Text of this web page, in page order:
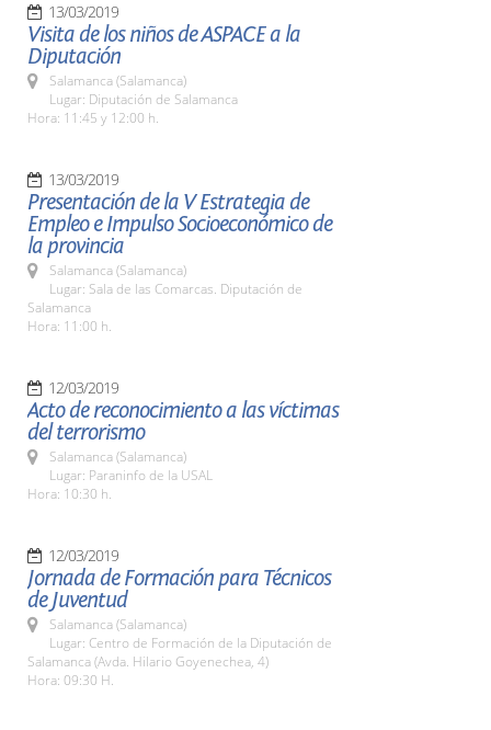
13/03/2019
Visita de los niños de ASPACE a la
Diputación
Salamanca (Salamanca)
Lugar: Diputación de Salamanca
Hora: 11:45 y 12:00 h.
13/03/2019
Presentación de la V Estrategia de
Empleo e Impulso Socioeconómico de
la provincia
Salamanca (Salamanca)
Lugar: Sala de las Comarcas. Diputación de
Salamanca
Hora: 11:00 h.
12/03/2019
Acto de reconocimiento a las víctimas
del terrorismo
Salamanca (Salamanca)
Lugar: Paraninfo de la USAL
Hora: 10:30 h.
12/03/2019
Jornada de Formación para Técnicos
de Juventud
Salamanca (Salamanca)
Lugar: Centro de Formación de la Diputación de
Salamanca (Avda. Hilario Goyenechea, 4)
Hora: 09:30 H.